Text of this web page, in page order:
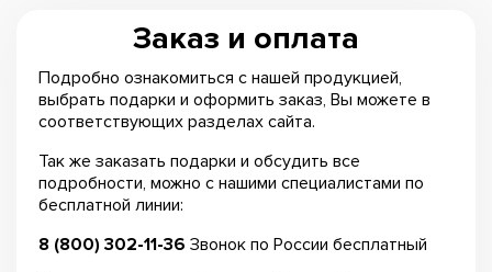
Заказ и оплата
Подробно ознакомиться с нашей продукцией,
выбрать подарки и оформить заказ, Вы можете в
соответствующих разделах сайта.
Так же заказать подарки и обсудить все
подробности, можно с нашими специалистами по
бесплатной линии:
8 (800) 302-11-36 Звонок по России бесплатный